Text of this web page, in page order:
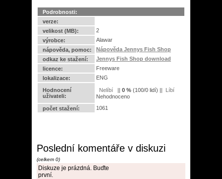
Podrobnosti:
verze:
velikost (MB):
2
výrobce:
Alawar
nápověda, pomoc:
Nápověda Jennys Fish Shop
odkaz ke stažení:
Jennys Fish Shop download
licence:
Freeware
lokalizace:
ENG
Hodnocení
uživateli:
|| 0 % (100/0 lidí) ||
Nehodnoceno
počet stažení:
1061
Poslední komentáře v diskuzi
(celkem 0)
Diskuze je prázdná. Buďte
první.